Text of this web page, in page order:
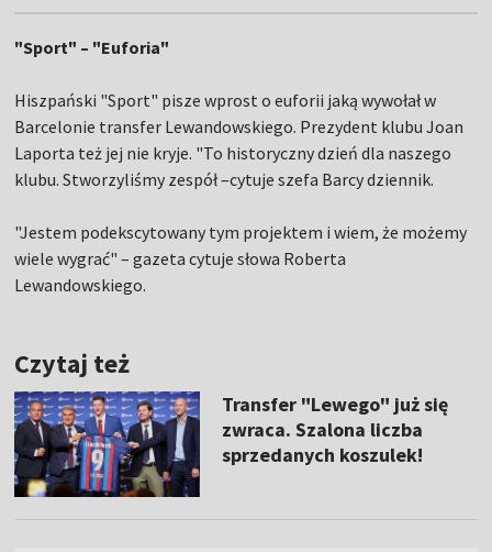
"Sport" – "Euforia"
Hiszpański "Sport" pisze wprost o euforii jaką wywołał w
Barcelonie transfer Lewandowskiego. Prezydent klubu Joan
Laporta też jej nie kryje. "To historyczny dzień dla naszego
klubu. Stworzyliśmy zespół –cytuje szefa Barcy dziennik.
"Jestem podekscytowany tym projektem i wiem, że możemy
wiele wygrać" – gazeta cytuje słowa Roberta
Lewandowskiego.
Czytaj też
Transfer "Lewego" już się
zwraca. Szalona liczba
sprzedanych koszulek!